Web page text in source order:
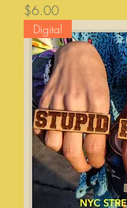
価格
$6.00
Digital